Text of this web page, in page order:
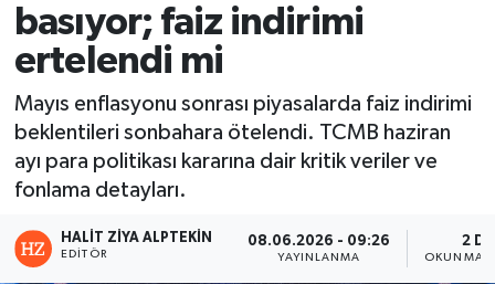
basıyor; faiz indirimi
ertelendi mi
Mayıs enflasyonu sonrası piyasalarda faiz indirimi
beklentileri sonbahara ötelendi. TCMB haziran
ayı para politikası kararına dair kritik veriler ve
fonlama detayları.
HALIT ZIYA ALPTEKIN
EDITÖR
08.06.2026 - 09:26
YAYINLANMA
2 DK
OKUNMA